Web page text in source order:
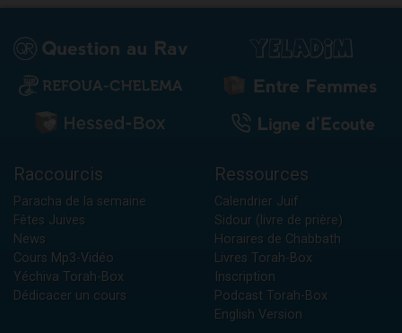
Raccourcis
Paracha de la semaine
Fêtes Juives
News
Cours Mp3-Vidéo
Yéchiva Torah-Box
Dédicacer un cours
Ressources
Calendrier Juif
Sidour (livre de prière)
Horaires de Chabbath
Livres Torah-Box
Inscription
Podcast Torah-Box
English Version